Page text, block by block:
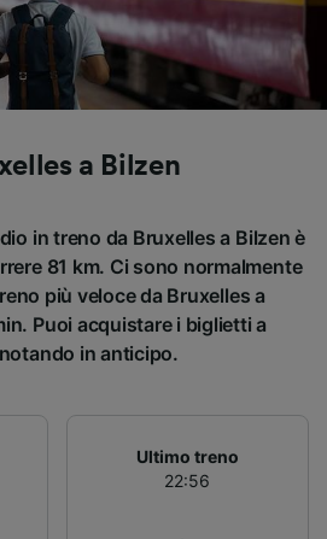
a Bilzen
in treno da Bruxelles a Bilzen è
81 km. Ci sono normalmente
più veloce da Bruxelles a
Puoi acquistare i biglietti a
in anticipo.
Ultimo treno
22:56